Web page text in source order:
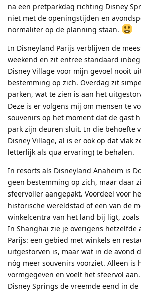
na een pretparkdag richting Disney
niet met de openingstijden en
normaliter op de planning staan.
In Disneyland Parijs verblijven de
weekend en zit entree standaard
Disney Village voor mijn gevoel nooit
bestemming op zich. Overdag zit
parken, wat te zien is aan het
Deze is er volgens mij om mensen te
souvenirs op het moment dat de gast
park zijn deuren sluit. In die behoefte
Disney Village, al is er ook op dat vlak
letterlijk als qua ervaring) te behalen.
In resorts als Disneyland Anaheim is
geen bestemming op zich, maar daar
sfeervoller aangepakt. Voordeel voor
historische wereldstad of een van de
winkelcentra van het land bij ligt,
In Shanghai zie je overigens hetzelfde
Parijs: een gebied met winkels en
uitgestorven is, maar wat in de avond
nóg meer souvenirs voorziet. Alleen is
vormgegeven en voelt het sfeervol
Disney Springs de vreemde eend in